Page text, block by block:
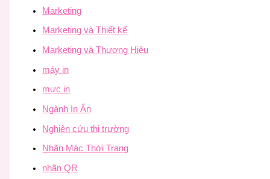
Marketing
Marketing và Thiết kế
Marketing và Thương Hiệu
máy in
mực in
Ngành In Ấn
Nghiên cứu thị trường
Nhãn Mác Thời Trang
nhãn QR